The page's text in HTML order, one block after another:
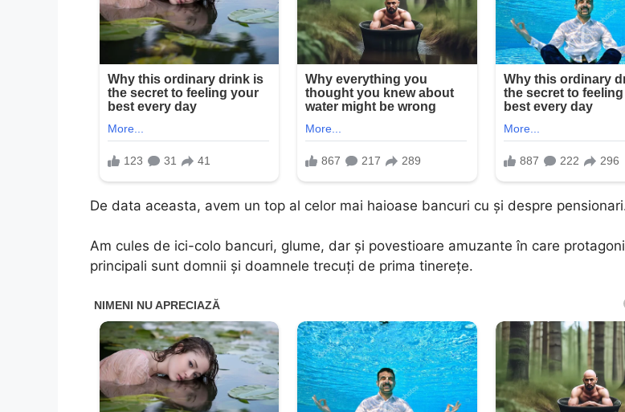
De data aceasta, avem un top al celor mai haioase bancuri cu și despre
Am cules de ici-colo bancuri, glume, dar și povestioare amuzante în care
principali sunt domnii și doamnele trecuți de prima tinerețe.